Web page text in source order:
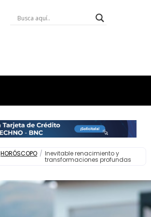
HORÓSCOPO / Inevitable renacimiento y
transformaciones profundas